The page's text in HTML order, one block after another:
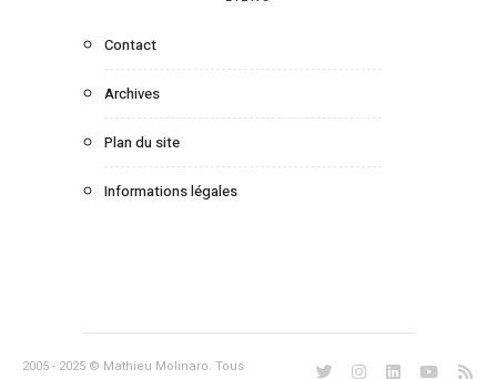
Contact
Archives
Plan du site
Informations légales
2005 - 2025 © Mathieu Molinaro. Tous